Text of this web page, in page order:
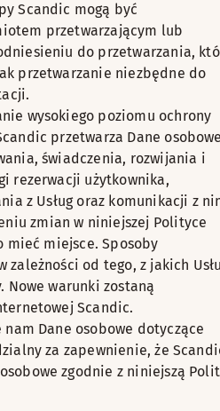
Scandic mogą być
przetwarzającym lub
do przetwarzania,
przetwarzanie niezbędne do
wysokiego poziomu ochrony
przetwarza Dane
świadczenia, rozwijania i
rezerwacji użytkownika,
z Usług oraz komunikacji z
zmian w niniejszej Polityce
miejsce. Sposoby
od tego, z jakich
Nowe warunki zostaną
Scandic.
Dane osobowe dotyczące
za zapewnienie, że
zgodnie z niniejszą